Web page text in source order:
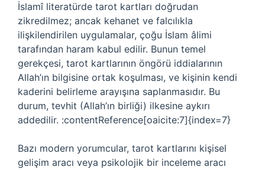
İslamî literatürde tarot kartları doğrudan
zikredilmez; ancak kehanet ve falcılıkla
ilişkilendirilen uygulamalar, çoğu İslam âlimi
tarafından haram kabul edilir. Bunun temel
gerekçesi, tarot kartlarının öngörü iddialarının
Allah’ın bilgisine ortak koşulması, ve kişinin kendi
kaderini belirleme arayışına saplanmasıdır. Bu
durum, tevhit (Allah’ın birliği) ilkesine aykırı
addedilir. :contentReference[oaicite:7]{index=7}
Bazı modern yorumcular, tarot kartlarını kişisel
gelişim aracı veya psikolojik bir inceleme aracı